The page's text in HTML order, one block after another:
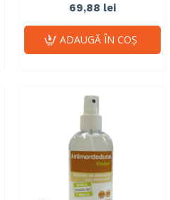
69,88 lei
ADAUGĂ ÎN COŞ